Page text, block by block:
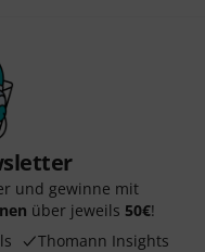
und gewinne mit
über jeweils 50€!
Thomann Insights